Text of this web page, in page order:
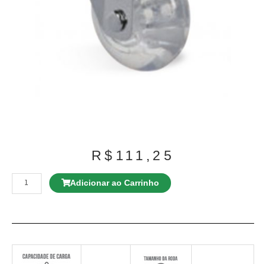
R$ 111,25
GLPBF
414
Adicionar ao Carrinho